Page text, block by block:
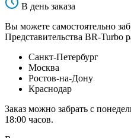
В день заказа
Вы можете самостоятельно
Представительства BR-Turbo
Санкт-Петербург
Москва
Ростов-на-Дону
Краснодар
Заказ можно забрать с
18:00 часов.